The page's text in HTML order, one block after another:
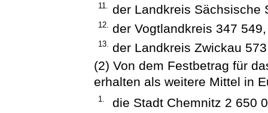
11. der Landkreis Sächsische
12. der Vogtlandkreis 347 549,
13.
der Landkreis Zwickau
(2) Von dem Festbetrag für
erhalten als weitere Mittel in
1. die Stadt Chemnitz 2 650